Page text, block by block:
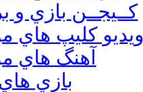
كــيجــن بازي و
كليپ هاي
آهنگ هاي
بازي